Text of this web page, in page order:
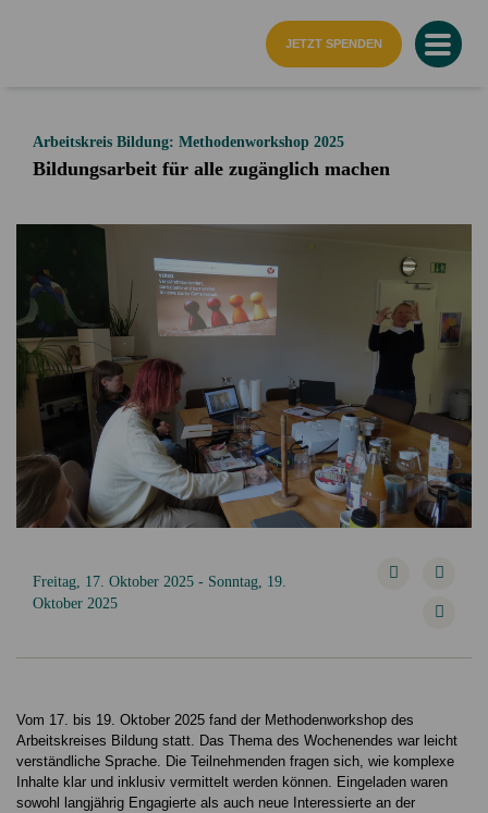
JETZT SPENDEN
Arbeitskreis Bildung: Methodenworkshop 2025
Bildungsarbeit für alle zugänglich machen
Freitag, 17. Oktober 2025 - Sonntag, 19.
Oktober 2025
Vom 17. bis 19. Oktober 2025 fand der Methodenworkshop des
Arbeitskreises Bildung statt. Das Thema des Wochenendes war leicht
verständliche Sprache. Die Teilnehmenden fragen sich, wie komplexe
Inhalte klar und inklusiv vermittelt werden können. Eingeladen waren
sowohl langjährig Engagierte als auch neue Interessierte an der